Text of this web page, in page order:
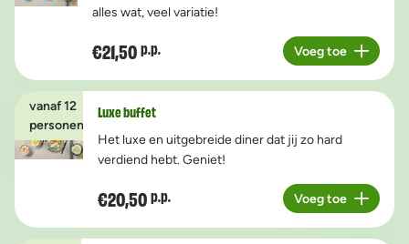
alles wat, veel variatie!
€21,50 p.p.
Aantal
Voeg toe
vanaf 12
personen
Luxe buffet
Het luxe en uitgebreide diner dat jij zo hard
verdiend hebt. Geniet!
€20,50 p.p.
Aantal
Voeg toe